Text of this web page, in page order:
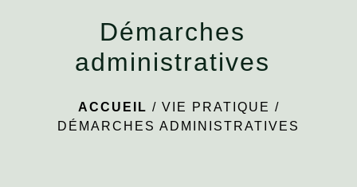
Démarches
administratives
ACCUEIL / VIE PRATIQUE /
DÉMARCHES ADMINISTRATIVES